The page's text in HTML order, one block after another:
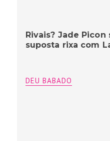
Rivais? Jade
suposta rixa com
DEU BABADO